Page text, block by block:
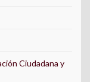
Ciudadana y